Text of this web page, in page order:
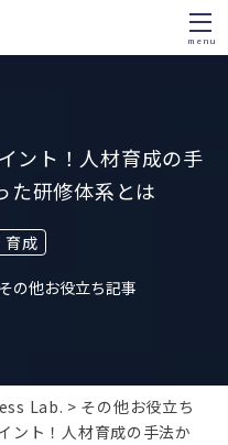
menu
ント！人材育成の手
た研修体系とは
育成
その他お役立ち記事
Lab.
その他お役立ち
ント！人材育成の手法か